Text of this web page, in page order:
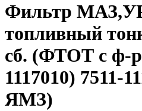
Фильтр
топливный
сб. (ФТОТ с ф-
1117010) 7511-
ЯМЗ)